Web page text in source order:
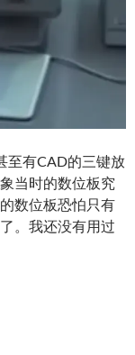
至有CAD的三键放
当时的数位板究
数位板恐怕只有
。我还没有用过